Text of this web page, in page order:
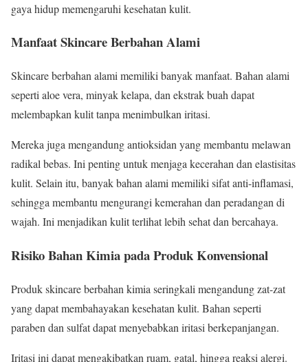
gaya hidup memengaruhi kesehatan kulit.
Manfaat Skincare Berbahan Alami
Skincare berbahan alami memiliki banyak manfaat. Bahan alami
seperti aloe vera, minyak kelapa, dan ekstrak buah dapat
melembapkan kulit tanpa menimbulkan iritasi.
Mereka juga mengandung antioksidan yang membantu melawan
radikal bebas. Ini penting untuk menjaga kecerahan dan elastisitas
kulit. Selain itu, banyak bahan alami memiliki sifat anti-inflamasi,
sehingga membantu mengurangi kemerahan dan peradangan di
wajah. Ini menjadikan kulit terlihat lebih sehat dan bercahaya.
Risiko Bahan Kimia pada Produk Konvensional
Produk skincare berbahan kimia seringkali mengandung zat-zat
yang dapat membahayakan kesehatan kulit. Bahan seperti
paraben dan sulfat dapat menyebabkan iritasi berkepanjangan.
Iritasi ini dapat mengakibatkan ruam, gatal, hingga reaksi alergi.